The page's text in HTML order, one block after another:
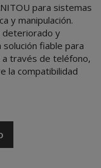
para sistemas
y manipulación.
deteriorado y
fiable para
a través de teléfono,
la compatibilidad